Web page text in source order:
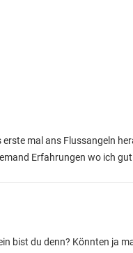
erste mal ans Flussangeln
Erfahrungen wo ich
bist du denn? Könnten ja